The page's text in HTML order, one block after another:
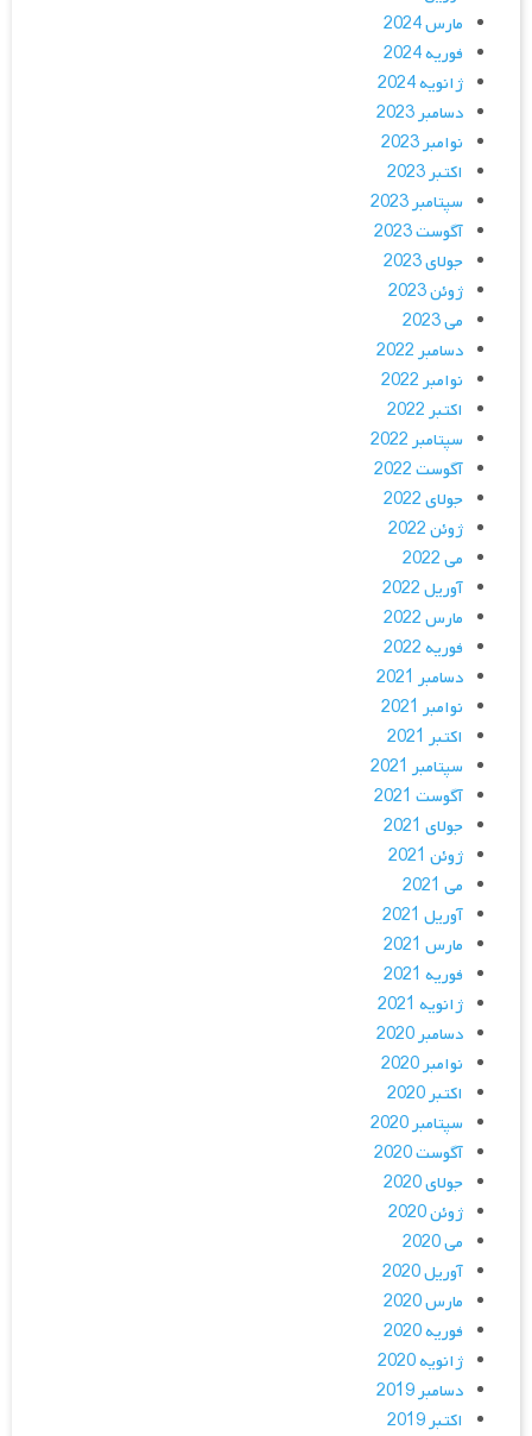
مارس 2024
فوریه 2024
ژانویه 2024
دسامبر 2023
نوامبر 2023
اکتبر 2023
سپتامبر 2023
آگوست 2023
جولای 2023
ژوئن 2023
می 2023
دسامبر 2022
نوامبر 2022
اکتبر 2022
سپتامبر 2022
آگوست 2022
جولای 2022
ژوئن 2022
می 2022
آوریل 2022
مارس 2022
فوریه 2022
دسامبر 2021
نوامبر 2021
اکتبر 2021
سپتامبر 2021
آگوست 2021
جولای 2021
ژوئن 2021
می 2021
آوریل 2021
مارس 2021
فوریه 2021
ژانویه 2021
دسامبر 2020
نوامبر 2020
اکتبر 2020
سپتامبر 2020
آگوست 2020
جولای 2020
ژوئن 2020
می 2020
آوریل 2020
مارس 2020
فوریه 2020
ژانویه 2020
دسامبر 2019
اکتبر 2019